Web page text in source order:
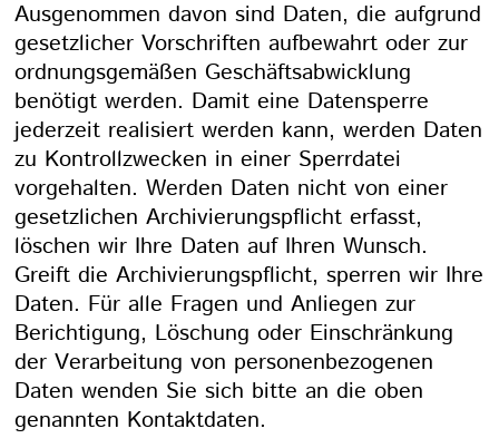
Ausgenommen davon sind Daten, die aufgrund
gesetzlicher Vorschriften aufbewahrt oder zur
ordnungsgemäßen Geschäftsabwicklung
benötigt werden. Damit eine Datensperre
jederzeit realisiert werden kann, werden Daten
zu Kontrollzwecken in einer Sperrdatei
vorgehalten. Werden Daten nicht von einer
gesetzlichen Archivierungspflicht erfasst,
löschen wir Ihre Daten auf Ihren Wunsch.
Greift die Archivierungspflicht, sperren wir Ihre
Daten. Für alle Fragen und Anliegen zur
Berichtigung, Löschung oder Einschränkung
der Verarbeitung von personenbezogenen
Daten wenden Sie sich bitte an die oben
genannten Kontaktdaten.